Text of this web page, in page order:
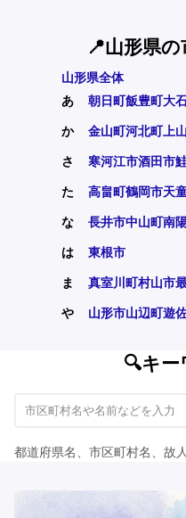
📍山形県
山形県全体
あ
朝日町飯豊町大
か 金山町河北町上
さ 寒河江市酒田市
た 高畠町鶴岡市天
な 長井市中山町南
は 東根市
ま 真室川町村山市
や 山形市山辺町遊
🔍キー
都道府県名、市区町村名、故